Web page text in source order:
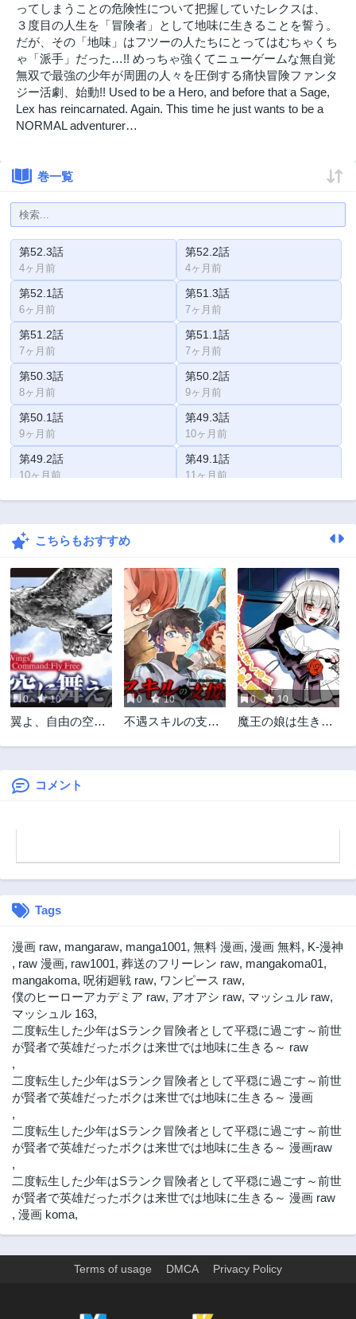
ってしまうことの危険性について把握していたレクスは、
３度目の人生を「冒険者」として地味に生きることを誓う。
だが、その「地味」はフツーの人たちにとってはむちゃくち
ゃ「派手」だった…!! めっちゃ強くてニューゲームな無自覚
無双で最強の少年が周囲の人々を圧倒する痛快冒険ファンタ
ジー活劇、始動!! Used to be a Hero, and before that a Sage,
Lex has reincarnated. Again. This time he just wants to be a
NORMAL adventurer…
巻一覧
第52.3話
4ヶ月前
第52.2話
4ヶ月前
第52.1話
6ヶ月前
第51.3話
7ヶ月前
第51.2話
7ヶ月前
第51.1話
7ヶ月前
第50.3話
8ヶ月前
第50.2話
9ヶ月前
第50.1話
9ヶ月前
第49.3話
10ヶ月前
第49.2話
10ヶ月前
第49.1話
11ヶ月前
第48.3話 第48.2話
第48.1話
第47.2話
1年前
第47.1話
1年前
第46.3話
1年前
第46.2話
1年前
第46.1話
1年前
第45.3話
1年前
第45.2話
1年前
第45.1話
1年前
第44.3話 第44.2話
第44.1話
第42.3話
第42.1話
2年前
第41話
2年前
第40.2話
2年前
第40.1話
第39.2話
2年前
第39.1話
2年前
第39.3話
2年前
第38.3話
2年前
2年前 2年前
2年前 2年前
第37.2話
2年前
第37.1話
こちらもおすすめ
0 10
翼よ、自由の空に
0 10
不遇スキルの支援
0 10
魔王の娘は生き汚
コメント
Tags
漫画 raw, mangaraw, manga1001, 無料 漫画, 漫画 無料, K-漫神
, raw 漫画, raw1001, 葬送のフリーレン raw, mangakoma01,
mangakoma, 呪術廻戦 raw, ワンピース raw,
僕のヒーローアカデミア raw, アオアシ raw, マッシュル raw,
マッシュル 163,
二度転生した少年はSランク冒険者として平穏に過ごす～前世
が賢者で英雄だったボクは来世では地味に生きる～ raw
,
二度転生した少年はSランク冒険者として平穏に過ごす～前世
が賢者で英雄だったボクは来世では地味に生きる～ 漫画
,
二度転生した少年はSランク冒険者として平穏に過ごす～前世
が賢者で英雄だったボクは来世では地味に生きる～ 漫画raw
,
二度転生した少年はSランク冒険者として平穏に過ごす～前世
が賢者で英雄だったボクは来世では地味に生きる～ 漫画 raw
, 漫画 koma,
Terms of usage DMCA Privacy Policy